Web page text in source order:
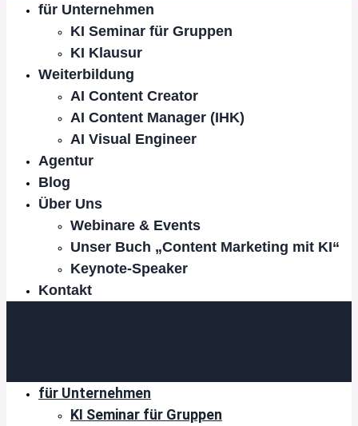
für Unternehmen
KI Seminar für Gruppen
KI Klausur
Weiterbildung
AI Content Creator
AI Content Manager (IHK)
AI Visual Engineer
Agentur
Blog
Über Uns
Webinare & Events
Unser Buch „Content Marketing mit KI“
Keynote-Speaker
Kontakt
für Unternehmen
KI Seminar für Gruppen